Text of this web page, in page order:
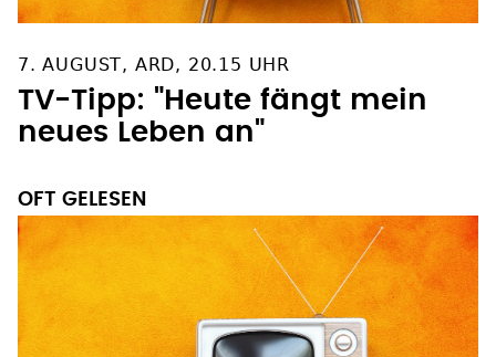
7. AUGUST, ARD, 20.15 UHR
TV-Tipp: "Heute fängt mein
neues Leben an"
OFT GELESEN